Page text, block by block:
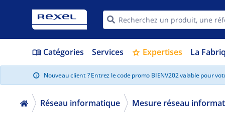
menu_book Catégories Services star Expertises La
info Nouveau client ? Entrez le code promo BIENV202 valable pour
Réseau informatique Mesure réseau